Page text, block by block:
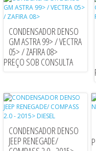
CONDENSADOR DENSO
GM ASTRA 99> / VECTRA
05> / ZAFIRA 08>
PREÇO SOB CONSULTA
CONDENSADOR DENSO
JEEP RENEGADE/